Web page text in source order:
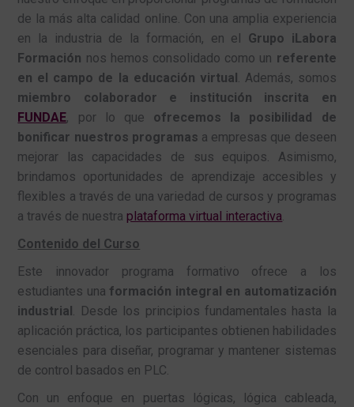
de la más alta calidad online. Con una amplia experiencia
en la industria de la formación, en el Grupo iLabora
Formación nos hemos consolidado como un referente
en el campo de la educación virtual . Además, somos
miembro colaborador e institución inscrita en
FUNDAE, por lo que ofrecemos la posibilidad de
bonificar nuestros programas a empresas que deseen
mejorar las capacidades de sus equipos. Asimismo,
brindamos oportunidades de aprendizaje accesibles y
flexibles a través de una variedad de cursos y programas
a través de nuestraplataforma virtual interactiva.
Contenido del Curso
Este innovador programa formativo ofrece a los
estudiantes una formación integral en automatización
industrial . Desde los principios fundamentales hasta la
aplicación práctica, los participantes obtienen habilidades
esenciales para diseñar, programar y mantener sistemas
de control basados en PLC.
Con un enfoque en puertas lógicas, lógica cableada,